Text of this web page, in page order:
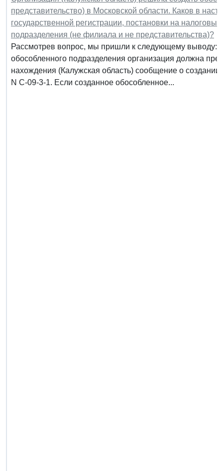
представительство) в Московской области. Каков в
государственной регистрации, постановки на
подразделения (не филиала и не представительства)?
Рассмотрев вопрос, мы пришли к следующему выводу:
обособленного подразделения организация должна
нахождения (Калужская область) сообщение о
N С-09-3-1. Если созданное обособленное...